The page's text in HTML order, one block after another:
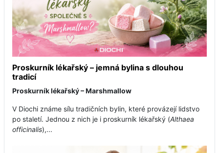
Proskurník lékařský – jemná bylina s dlouhou
tradicí
Proskurník lékařský – Marshmallow
V Diochi známe sílu tradičních bylin, které provázejí lidstvo
po staletí. Jednou z nich je i proskurník lékařský (Althaea
officinalis),...